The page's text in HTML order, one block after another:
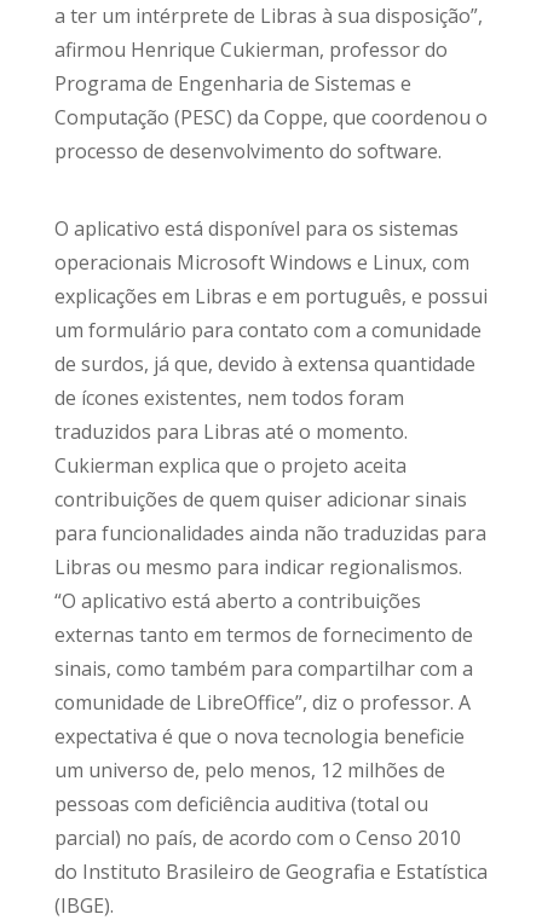
a ter um intérprete de Libras à sua disposição”,
afirmou Henrique Cukierman, professor do
Programa de Engenharia de Sistemas e
Computação (PESC) da Coppe, que coordenou o
processo de desenvolvimento do software.
O aplicativo está disponível para os sistemas
operacionais Microsoft Windows e Linux, com
explicações em Libras e em português, e possui
um formulário para contato com a comunidade
de surdos, já que, devido à extensa quantidade
de ícones existentes, nem todos foram
traduzidos para Libras até o momento.
Cukierman explica que o projeto aceita
contribuições de quem quiser adicionar sinais
para funcionalidades ainda não traduzidas para
Libras ou mesmo para indicar regionalismos.
“O aplicativo está aberto a contribuições
externas tanto em termos de fornecimento de
sinais, como também para compartilhar com a
comunidade de LibreOffice”, diz o professor. A
expectativa é que o nova tecnologia beneficie
um universo de, pelo menos, 12 milhões de
pessoas com deficiência auditiva (total ou
parcial) no país, de acordo com o Censo 2010
do Instituto Brasileiro de Geografia e Estatística
(IBGE).